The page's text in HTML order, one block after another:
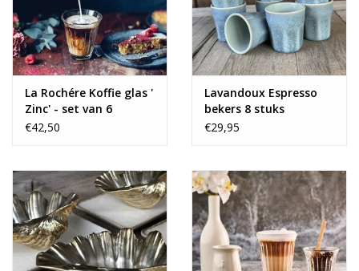
La Rochére Koffie glas '
Zinc' - set van 6
€42,50
Lavandoux Espresso
bekers 8 stuks
€29,95